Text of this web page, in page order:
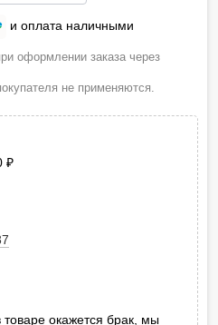
и оплата наличными
оформлении заказа через
не применяются.
окажется брак, мы